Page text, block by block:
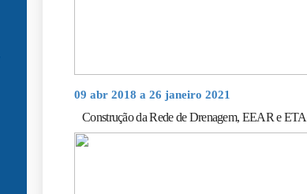
09 abr 2018 a 26 janeiro 2021
Construção da Rede de Drenagem, EEAR e